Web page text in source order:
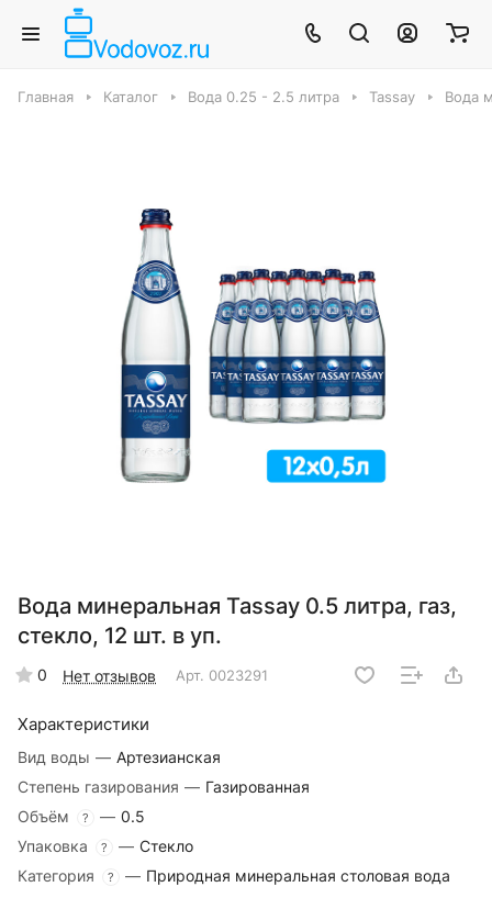
Главная Каталог Вода 0.25 - 2.5 литра Tassay Вода
Вода минеральная Tassay 0.5 литра, газ,
стекло, 12 шт. в уп.
0 Нет отзывов Арт. 0023291
Характеристики
Вид воды — Артезианская
Степень газирования — Газированная
Объём
? — 0.5
Упаковка
? — Стекло
Категория
? — Природная минеральная столовая вода